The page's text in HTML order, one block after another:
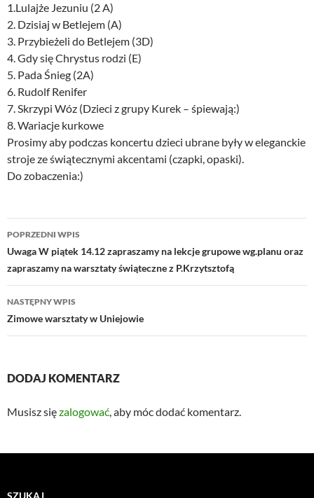
1.Lulajże Jezuniu (2 A)
2. Dzisiaj w Betlejem (A)
3. Przybieżeli do Betlejem (3D)
4. Gdy się Chrystus rodzi (E)
5. Pada Śnieg (2A)
6. Rudolf Renifer
7. Skrzypi Wóz (Dzieci z grupy Kurek – śpiewają:)
8. Wariacje kurkowe
Prosimy aby podczas koncertu dzieci ubrane były w eleganckie
stroje ze świątecznymi akcentami (czapki, opaski).
Do zobaczenia:)
Nawigacja
wpisu
POPRZEDNI WPIS
Uwaga W piątek 14.12 zapraszamy na lekcje grupowe wg.planu oraz
zapraszamy na warsztaty świąteczne z P.Krzytsztofą
NASTĘPNY WPIS
Zimowe warsztaty w Uniejowie
DODAJ KOMENTARZ
Musisz sięzalogować, aby móc dodać komentarz.